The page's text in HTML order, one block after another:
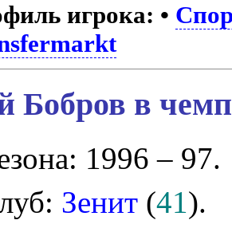
игрока: •
Бобров в
1996 – 97.
Зенит (41).